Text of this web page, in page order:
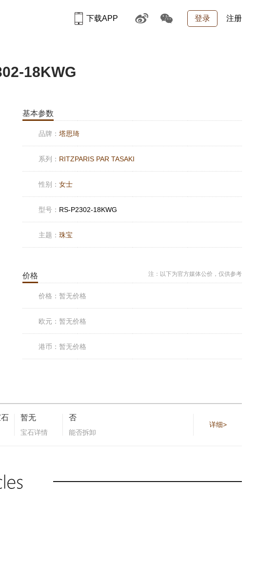
登录 注册
下载APP
18KWG
基本参数
品牌： 塔思琦
系列： RITZPARIS PAR TASAKI
性别： 女士
型号： RS-P2302-18KWG
主题： 珠宝
价格 注：以下为官方媒体公价，仅供参考
价格： 暂无价格
欧元： 暂无价格
港币： 暂无价格
暂无
宝石详情
否
能否拆卸
详细>